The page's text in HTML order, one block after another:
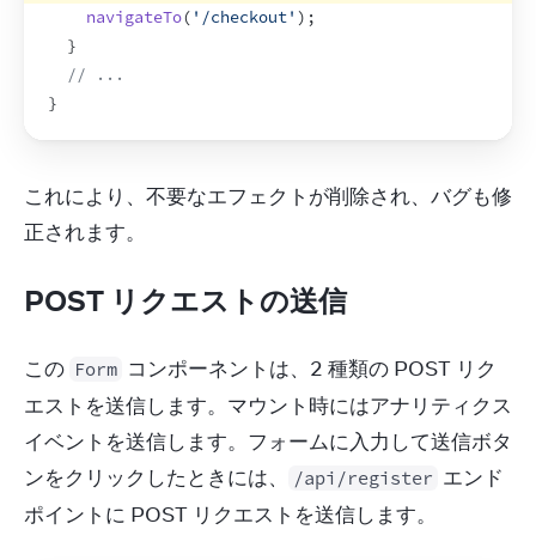
navigateTo( '/checkout' ) ;
}
// ...
}
これにより、不要なエフェクトが削除され、バグも修
正されます。
POST リクエストの送信
この Form コンポーネントは、2 種類の POST リク
エストを送信します。マウント時にはアナリティクス
イベントを送信します。フォームに入力して送信ボタ
ンをクリックしたときには、
/api/register エンド
ポイントに POST リクエストを送信します。